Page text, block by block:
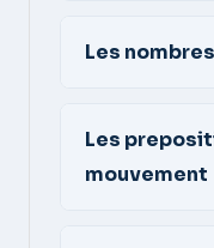
Les
Les
mouvement